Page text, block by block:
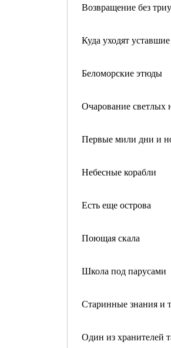
Возвращение без
Куда уходят
Беломорские этюды
Очарование светлых
Первые мили дни и
Небесные корабли
Есть еще острова
Поющая скала
Школа под парусами
Старинные знания и
Один из хранителей